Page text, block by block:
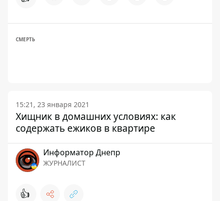
СМЕРТЬ
15:21, 23 января 2021
Хищник в домашних условиях: как
содержать ежиков в квартире
Информатор Днепр
ЖУРНАЛИСТ
👍